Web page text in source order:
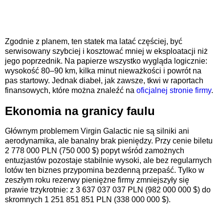
Zgodnie z planem, ten statek ma latać częściej, być
serwisowany szybciej i kosztować mniej w eksploatacji niż
jego poprzednik. Na papierze wszystko wygląda logicznie:
wysokość 80–90 km, kilka minut nieważkości i powrót na
pas startowy. Jednak diabeł, jak zawsze, tkwi w raportach
finansowych, które można znaleźć na oficjalnej stronie firmy.
Ekonomia na granicy faulu
Głównym problemem Virgin Galactic nie są silniki ani
aerodynamika, ale banalny brak pieniędzy. Przy cenie biletu
2 778 000 PLN (750 000 $) popyt wśród zamożnych
entuzjastów pozostaje stabilnie wysoki, ale bez regularnych
lotów ten biznes przypomina bezdenną przepaść. Tylko w
zeszłym roku rezerwy pieniężne firmy zmniejszyły się
prawie trzykrotnie: z 3 637 037 037 PLN (982 000 000 $) do
skromnych 1 251 851 851 PLN (338 000 000 $).